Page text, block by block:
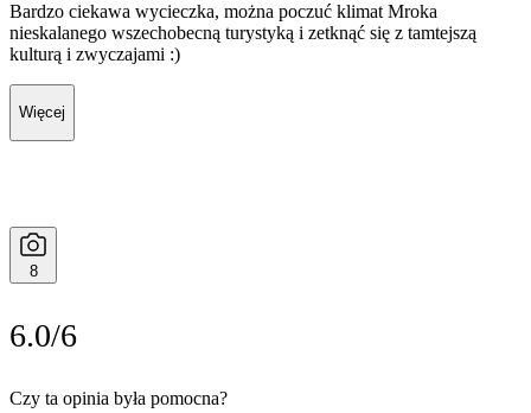
Bardzo ciekawa wycieczka, można poczuć klimat Mroka
nieskalanego wszechobecną turystyką i zetknąć się z tamtejszą
kulturą i zwyczajami :)
Więcej
8
6.0/6
Czy ta opinia była pomocna?